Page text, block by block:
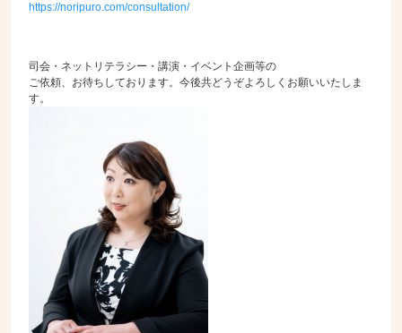
https://noripuro.com/consultation/
司会・ネットリテラシー・講演・イベント企画等の
ご依頼、お待ちしております。今後共どうぞよろしくお願いいたしま
す。